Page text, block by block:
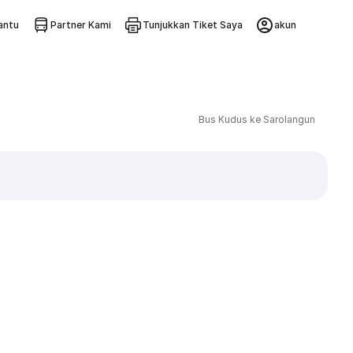
Partner Kami Tunjukkan Tiket Saya akun
Bus Kudus ke Sarolangun